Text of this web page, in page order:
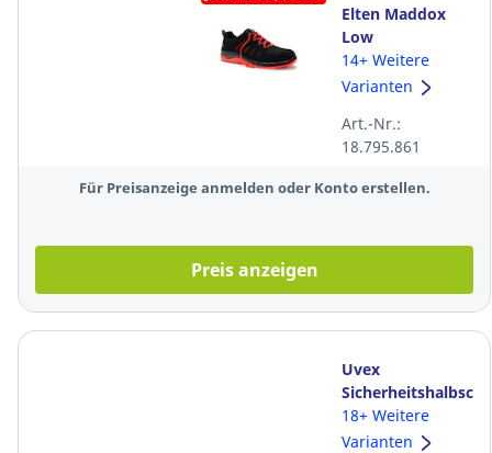
Elten Maddox
Low
S3S, Größe 42
14+ Weitere
Varianten
Art.-Nr.:
18.795.861
Für Preisanzeige anmelden oder Konto erstellen.
Preis anzeigen
Uvex
Sport 6596/2, S3
SRC,
18+ Weitere
Varianten